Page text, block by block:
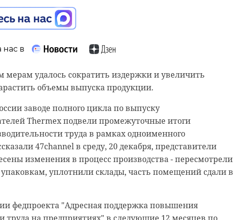
нас в
мерам удалось сократить издержки и увеличить
объемы выпуска продукции.
заводе полного цикла по выпуску
Thermex подвели промежуточные итоги
труда в рамках одноименного
47channel в среду, 20 декабря, представители
изменения в процесс производства - пересмотрели
упаковкам, уплотнили склады, часть помещений сдали в
федпроекта "Адресная поддержка повышения
появились более 300 распределительных
составила две тысячи километров. В
- Гатчинский, Выборгский, Всеволожский,
и Приозерский районы.
Ленинградской области
газ сергей морозов
нас в
с постановкой на воинский учет.
из стран ближнего зарубежья принесли Присягу
Федерации. Торжественная церемония проходила в
району.
поклялись соблюдать Конституцию и
права и свободы ее граждан, быть верными России,
историю и традиции, а также исполнять свои
РФ на благо государства и общества. В том числе -
независимость страны.
с постановкой на воинский учет. Так,